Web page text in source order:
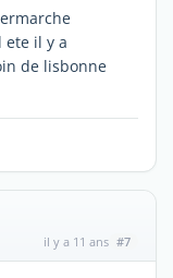
il y a
de lisbonne
il y a 11 ans #7